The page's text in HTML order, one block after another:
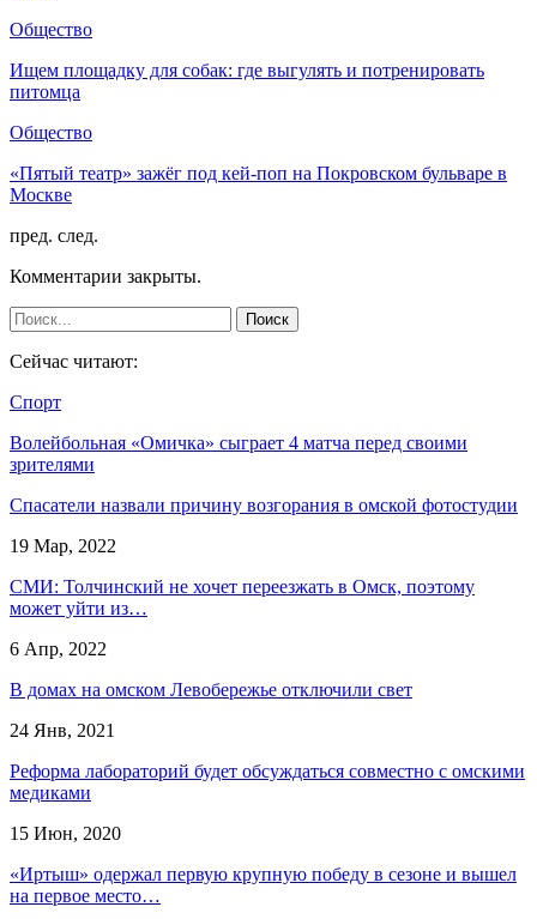
Общество
Ищем площадку для собак: где выгулять и потренировать
питомца
Общество
«Пятый театр» зажёг под кей-поп на Покровском бульваре в
Москве
пред. след.
Комментарии закрыты.
Сейчас читают:
Спорт
Волейбольная «Омичка» сыграет 4 матча перед своими
зрителями
Спасатели назвали причину возгорания в омской фотостудии
19 Мар, 2022
СМИ: Толчинский не хочет переезжать в Омск, поэтому
может уйти из…
6 Апр, 2022
В домах на омском Левобережье отключили свет
24 Янв, 2021
Реформа лабораторий будет обсуждаться совместно с омскими
медиками
15 Июн, 2020
«Иртыш» одержал первую крупную победу в сезоне и вышел
на первое место…